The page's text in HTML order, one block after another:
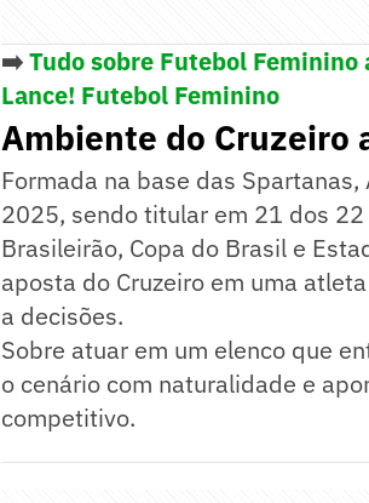
➡️Tudo sobre Futebol Feminino
Lance! Futebol Feminino
Ambiente do Cruzeiro
Formada na base das
2025, sendo titular em 21 dos
Brasileirão, Copa do Brasil e
aposta do Cruzeiro em uma
a decisões.
Sobre atuar em um elenco que
o cenário com naturalidade e
competitivo.